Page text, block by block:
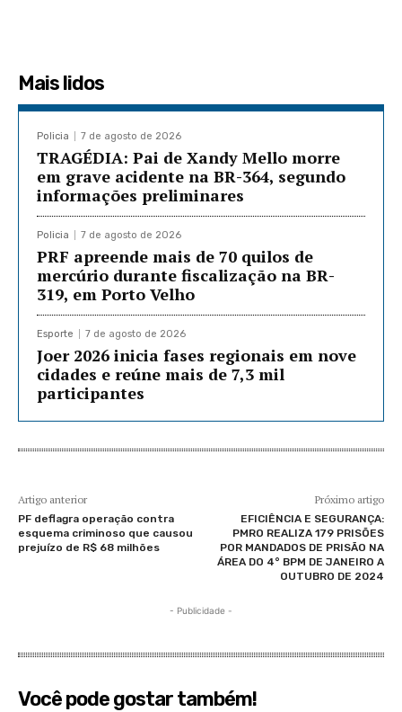
Mais lidos
Policia 7 de agosto de 2026
TRAGÉDIA: Pai de Xandy Mello morre
em grave acidente na BR-364, segundo
informações preliminares
Policia 7 de agosto de 2026
PRF apreende mais de 70 quilos de
mercúrio durante fiscalização na BR-
319, em Porto Velho
Esporte 7 de agosto de 2026
Joer 2026 inicia fases regionais em nove
cidades e reúne mais de 7,3 mil
participantes
Artigo anterior
PF deflagra operação contra
esquema criminoso que causou
prejuízo de R$ 68 milhões
Próximo artigo
EFICIÊNCIA E SEGURANÇA:
PMRO REALIZA 179 PRISÕES
POR MANDADOS DE PRISÃO NA
ÁREA DO 4° BPM DE JANEIRO A
OUTUBRO DE 2024
- Publicidade -
Você pode gostar também!